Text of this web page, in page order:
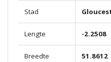
Stad
Lengte -2.2508
Breedte 51.8612